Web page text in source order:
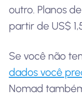
outro. Planos
partir de US$
Se você não
dados você
Nomad